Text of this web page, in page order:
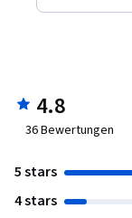
4.8
36Bewertungen
5 stars
4 stars